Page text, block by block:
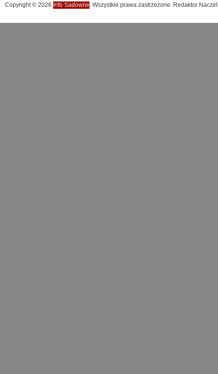
Copyright © 2026 Info Sadowne. Wszystkie prawa zastrzeżone. Redaktor